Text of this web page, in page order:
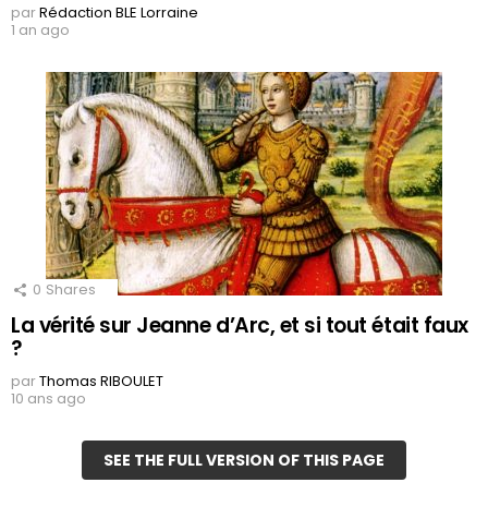
parRédaction BLE Lorraine
1 an ago
0 Shares
La vérité sur Jeanne d’Arc, et si tout était faux
?
parThomas RIBOULET
10 ans ago
SEE THE FULL VERSION OF THIS PAGE